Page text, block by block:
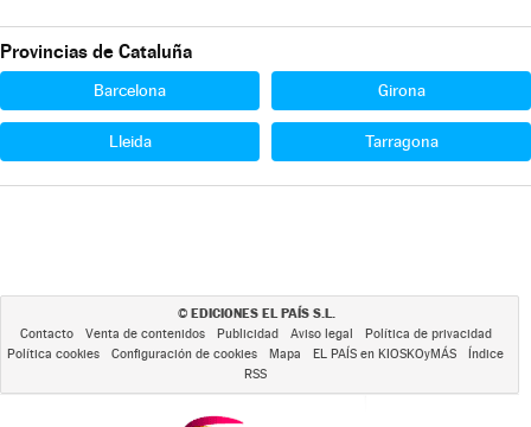
Provincias de Cataluña
Barcelona Girona
Lleida Tarragona
© EDICIONES EL PAÍS S.L.
Contacto Venta de contenidos Publicidad Aviso legal
Política de privacidad
Política cookies
Configuración de cookies Mapa EL PAÍS en KIOSKOyMÁS
Índice
RSS